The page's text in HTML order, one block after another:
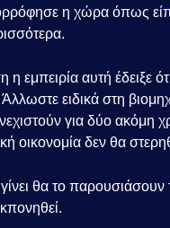
η χώρα όπως
εμπειρία αυτή έδειξε
ειδικά στη
για δύο ακόμη
οικονομία δεν θα
γίνει θα το